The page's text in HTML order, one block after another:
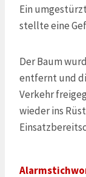
Ein
stellte eine
Der Baum
entfernt und
Verkehr
wieder ins